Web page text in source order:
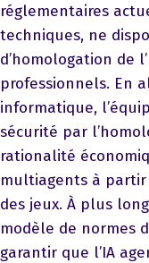
réglementaires
techniques, ne
d’homologation de
professionnels. En
informatique,
sécurité par
rationalité
multiagents à
des jeux. À plus
modèle de normes
garantir que l’IA